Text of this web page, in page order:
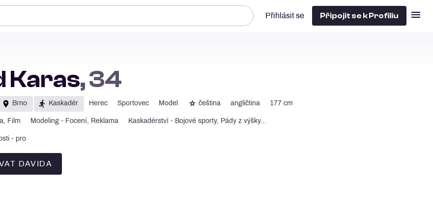
Přihlásit se Připojit se k Profiliu
Karas, 34
Brno Kaskadér Herec Sportovec Model ☆ čeština angličtina 177 cm
Film Modeling - Focení, Reklama Kaskadérství - Bojové sporty, Pády z výšky...
- pro
DAVIDA